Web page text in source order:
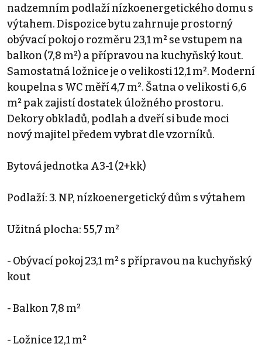
nadzemním podlaží nízkoenergetického domu s
výtahem. Dispozice bytu zahrnuje prostorný
obývací pokoj o rozměru 23,1 m² se vstupem na
balkon (7,8 m²) a přípravou na kuchyňský kout.
Samostatná ložnice je o velikosti 12,1 m². Moderní
koupelna s WC měří 4,7 m². Šatna o velikosti 6,6
m² pak zajistí dostatek úložného prostoru.
Dekory obkladů, podlah a dveří si bude moci
nový majitel předem vybrat dle vzorníků.
Bytová jednotka A3-1 (2+kk)
Podlaží: 3. NP, nízkoenergetický dům s výtahem
Užitná plocha: 55,7 m²
- Obývací pokoj 23,1 m² s přípravou na kuchyňský
kout
- Balkon 7,8 m²
- Ložnice 12,1 m²